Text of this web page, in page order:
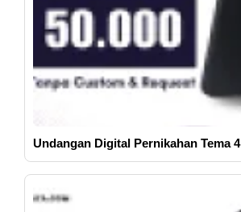
Undangan Digital Pernikahan Tema 4